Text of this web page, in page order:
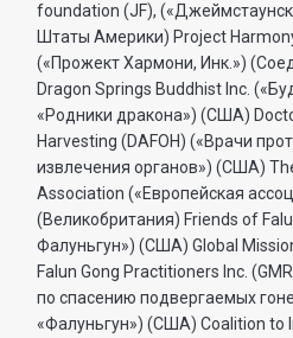
foundation (JF),
Штаты Америки) Project
(«Прожект Хармони, Инк.»)
Dragon Springs Buddhist Inc.
«Родники дракона») (США)
Harvesting (DAFOH) («Врачи
извлечения органов») (США)
Association («Европейская
(Великобритания) Friends of
Фалуньгун») (США) Global
Falun Gong Practitioners Inc.
по спасению подвергаемых
«Фалуньгун») (США) Coalition to